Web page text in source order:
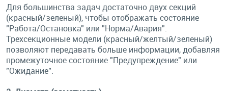
Для большинства задач достаточно двух секций
(красный/зеленый), чтобы отображать состояние
"Работа/Остановка" или "Норма/Авария".
Трехсекционные модели (красный/желтый/зеленый)
позволяют передавать больше информации, добавляя
промежуточное состояние "Предупреждение" или
"Ожидание".